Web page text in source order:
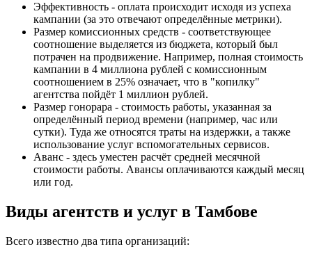
Эффективность - оплата происходит исходя из успеха
кампании (за это отвечают определённые метрики).
Размер комиссионных средств - соответствующее
соотношение выделяется из бюджета, который был
потрачен на продвижение. Например, полная стоимость
кампании в 4 миллиона рублей с комиссионным
соотношением в 25% означает, что в "копилку"
агентства пойдёт 1 миллион рублей.
Размер гонорара - стоимость работы, указанная за
определённый период времени (например, час или
сутки). Туда же относятся траты на издержки, а также
использование услуг вспомогательных сервисов.
Аванс - здесь уместен расчёт средней месячной
стоимости работы. Авансы оплачиваются каждый месяц
или год.
Виды агентств и услуг в Тамбове
Всего известно два типа организаций: